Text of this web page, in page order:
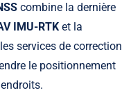
combine la dernière
IMU-RTKet la
services de correction
le positionnement